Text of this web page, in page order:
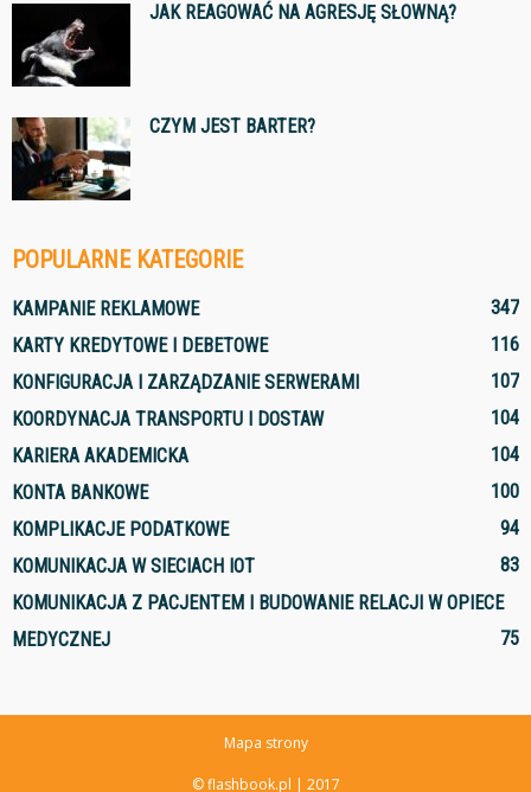
JAK REAGOWAĆ NA AGRESJĘ SŁOWNĄ?
CZYM JEST BARTER?
POPULARNE KATEGORIE
KAMPANIE REKLAMOWE
347
KARTY KREDYTOWE I DEBETOWE
116
KONFIGURACJA I ZARZĄDZANIE SERWERAMI
107
KOORDYNACJA TRANSPORTU I DOSTAW
104
KARIERA AKADEMICKA
104
KONTA BANKOWE
100
KOMPLIKACJE PODATKOWE
94
KOMUNIKACJA W SIECIACH IOT
83
KOMUNIKACJA Z PACJENTEM I BUDOWANIE RELACJI W OPIECE
MEDYCZNEJ
75
Mapa strony
© flashbook.pl | 2017